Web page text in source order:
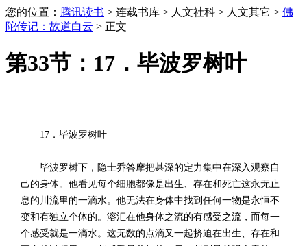
您的位置： 腾讯读书 > 连载书库 > 人文社科 > 人文其它 > 佛
陀传记：故道白云 > 正文
第33节：17．毕波罗树叶
17．毕波罗树叶
毕波罗树下，隐士乔答摩把甚深的定力集中在深入观察自
己的身体。他看见每个细胞都像是出生、存在和死亡这永无止
息的川流里的一滴水。他无法在身体中找到任何一物是永恒不
变和有独立个体的。溶汇在他身体之流的有感受之流，而每一
个感受就是一滴水。这无数的点滴又一起挤迫在出生、存在和